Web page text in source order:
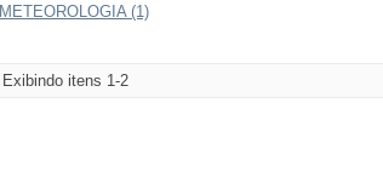
METEOROLOGIA (1)
Exibindo itens 1-2